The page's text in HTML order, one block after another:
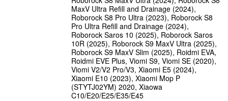
MaxV Ultra Refill and Drainage (2024),
Roborock S8 Pro Ultra (2023), Roborock S8
Pro Ultra Refill and Drainage (2024),
Roborock Saros 10 (2025), Roborock Saros
10R (2025), Roborock S9 MaxV Ultra (2025),
Roborock S9 MaxV Slim (2025), Roidmi EVA,
Roidmi EVE Plus, Viomi S9, Viomi SE (2020),
Viomi V2/V2 Pro/V3, Xiaomi E5 (2024),
Xiaomi E10 (2023), Xiaomi Mop P
(STYTJ02YM) 2020, Xiaowa
C10/E20/E25/E35/E45